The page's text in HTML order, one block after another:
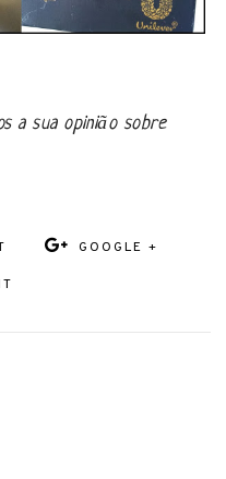
a sua opinião sobre
GOOGLE +